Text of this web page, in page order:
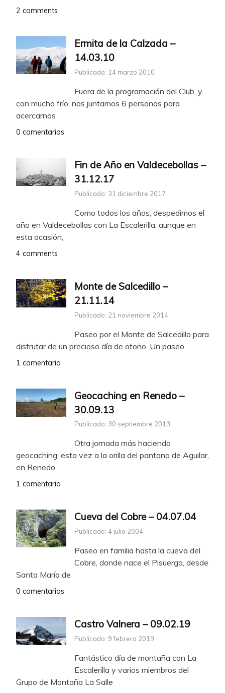
2 comments
Ermita de la Calzada –
14.03.10
Publicado: 14 marzo 2010
Fuera de la programación del Club, y
con mucho frío, nos juntamos 6 personas para
acercarnos
0 comentarios
Fin de Año en Valdecebollas –
31.12.17
Publicado: 31 diciembre 2017
Como todos los años, despedimos el
año en Valdecebollas con La Escalerilla, aunque en
esta ocasión,
4 comments
Monte de Salcedillo –
21.11.14
Publicado: 21 noviembre 2014
Paseo por el Monte de Salcedillo para
disfrutar de un precioso día de otoño. Un paseo
1 comentario
Geocaching en Renedo –
30.09.13
Publicado: 30 septiembre 2013
Otra jornada más haciendo
geocaching, esta vez a la orilla del pantano de Aguilar,
en Renedo
1 comentario
Cueva del Cobre – 04.07.04
Publicado: 4 julio 2004
Paseo en familia hasta la cueva del
Cobre, donde nace el Pisuerga, desde
Santa María de
0 comentarios
Castro Valnera – 09.02.19
Publicado: 9 febrero 2019
Fantástico día de montaña con La
Escalerilla y varios miembros del
Grupo de Montaña La Salle